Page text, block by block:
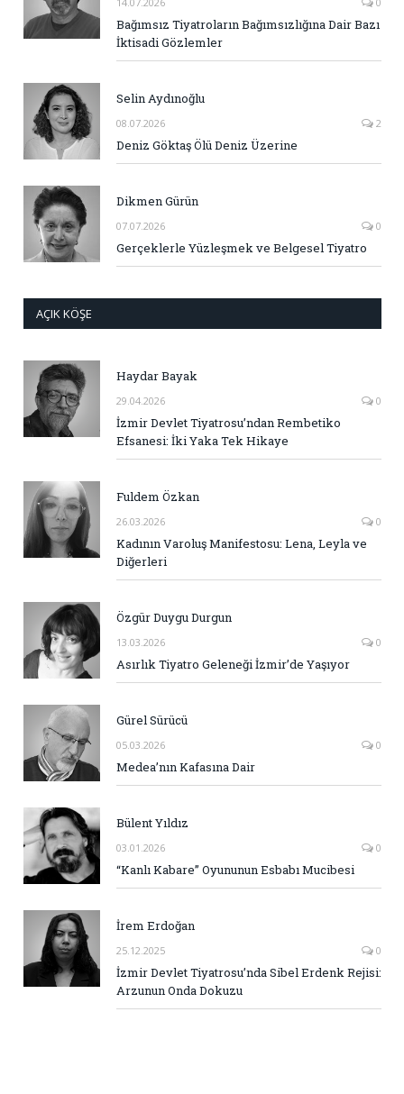
Bağımsız Tiyatroların Bağımsızlığına Dair Bazı
İktisadi Gözlemler
Selin Aydınoğlu
08.07.2026 2
Deniz Göktaş Ölü Deniz Üzerine
Dikmen Gürün
07.07.2026 0
Gerçeklerle Yüzleşmek ve Belgesel Tiyatro
AÇIK KÖŞE
Haydar Bayak
29.04.2026 0
İzmir Devlet Tiyatrosu’ndan Rembetiko
Efsanesi: İki Yaka Tek Hikaye
Fuldem Özkan
26.03.2026 0
Kadının Varoluş Manifestosu: Lena, Leyla ve
Diğerleri
Özgür Duygu Durgun
13.03.2026 0
Asırlık Tiyatro Geleneği İzmir’de Yaşıyor
Gürel Sürücü
05.03.2026 0
Medea’nın Kafasına Dair
Bülent Yıldız
03.01.2026 0
“Kanlı Kabare” Oyununun Esbabı Mucibesi
İrem Erdoğan
25.12.2025 0
İzmir Devlet Tiyatrosu’nda Sibel Erdenk Rejisi:
Arzunun Onda Dokuzu